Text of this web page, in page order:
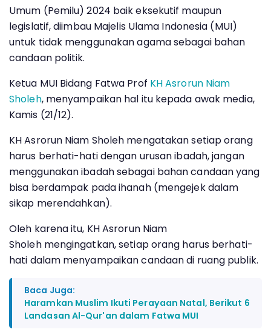
Umum (Pemilu) 2024 baik eksekutif maupun
legislatif, diimbau Majelis Ulama Indonesia (MUI)
untuk tidak menggunakan agama sebagai bahan
candaan politik.
Ketua MUI Bidang Fatwa Prof KH Asrorun Niam
Sholeh, menyampaikan hal itu kepada awak media,
Kamis (21/12).
KH Asrorun Niam Sholeh mengatakan setiap orang
harus berhati-hati dengan urusan ibadah, jangan
menggunakan ibadah sebagai bahan candaan yang
bisa berdampak pada ihanah (mengejek dalam
sikap merendahkan).
Oleh karena itu, KH Asrorun Niam
Sholeh mengingatkan, setiap orang harus berhati-
hati dalam menyampaikan candaan di ruang publik.
Baca Juga:
Haramkan Muslim Ikuti Perayaan Natal, Berikut 6
Landasan Al-Qur'an dalam Fatwa MUI